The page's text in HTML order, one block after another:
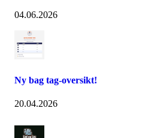
04.06.2026
Ny bag tag-oversikt!
20.04.2026